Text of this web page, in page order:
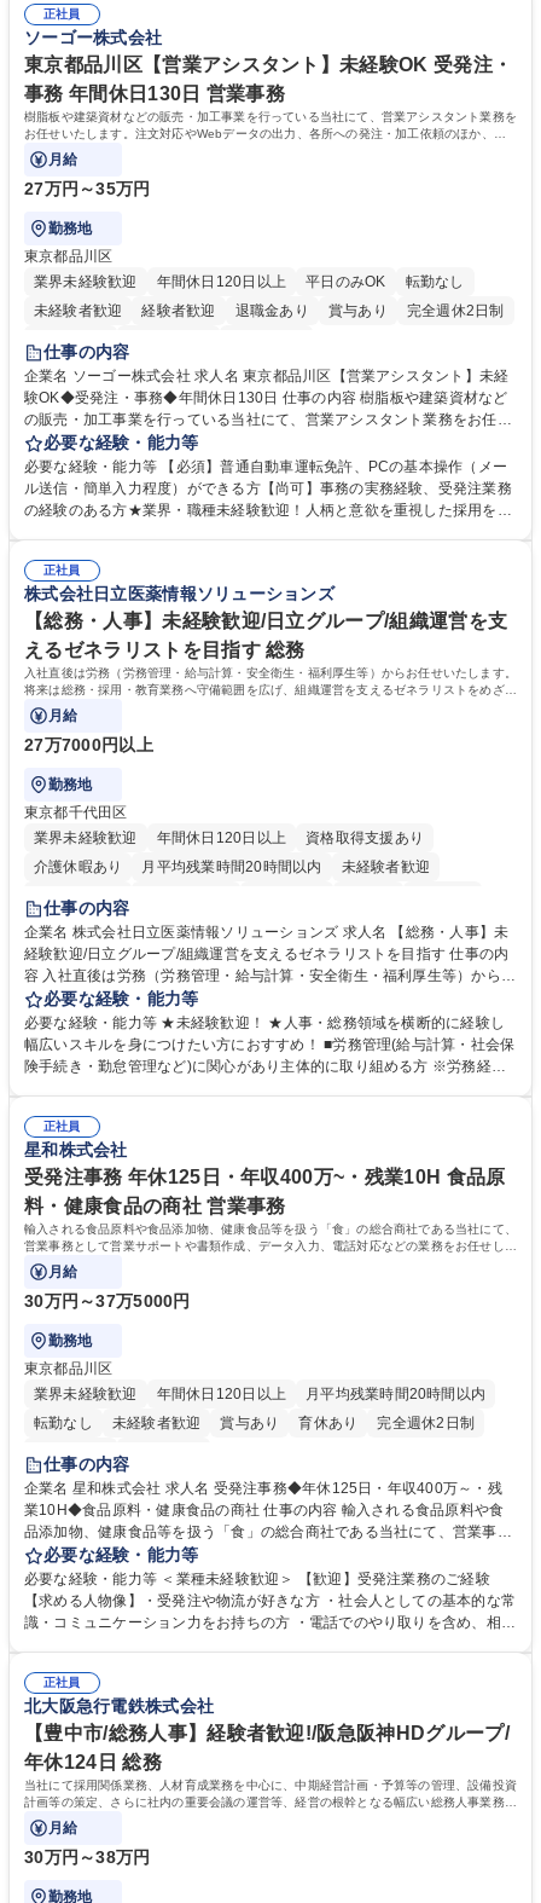
管理 ・福利厚生関連 ・職員からの問合せ、相談対応 ・その他日常の総務
業務全般 募集職種 【東京／文京区】公益財団法人の総務人事業務／年間
休日125日
正社員
ソーゴー株式会社
東京都品川区【営業アシスタント】未経験OK 受発注・
事務 年間休日130日 営業事務
樹脂板や建築資材などの販売・加工事業を行っている当社にて、営業アシスタント業務を
お任せいたします。注文対応やWebデータの出力、各所への発注・加工依頼のほか、電
話・メール対応等の事務業務を担当します。
月給
27万円～35万円
勤務地
東京都品川区
業界未経験歓迎
年間休日120日以上 平日のみOK
転勤なし
未経験者歓迎
経験者歓迎 退職金あり 賞与あり
完全週休2日制
交通費支給
仕事の内容
企業名 ソーゴー株式会社 求人名 東京都品川区【営業アシスタント】未経
験OK◆受発注・事務◆年間休日130日 仕事の内容 樹脂板や建築資材など
の販売・加工事業を行っている当社にて、営業アシスタント業務をお任せ
いたします。注文対応やWebデータの出力、各所への発注・加工依頼のほ
か、電話・メール対応等の事務業務を担当します。 ■受注・発注業務：FA
Xによる注文対応、Web発注データのプリントアウト、各仕入先・協力会
社への発注および加工依頼等 ■納品書・請求書の作成および発送手配 ■商
当社の指定する業務 募集職種 東京都品川区【営業アシスタント】未経験O
K◆受発注・事務◆年間休日130日
必要な経験・能力等
必要な経験・能力等 【必須】普通自動車運転免許、PCの基本操作（メー
ル送信・簡単入力程度）ができる方【尚可】事務の実務経験、受発注業務
の経験のある方★業界・職種未経験歓迎！人柄と意欲を重視した採用を行
変化に臨機応変かつ柔軟に対応できる方、約束を守り正確に作業を進めら
れる方を求めています。高度なPCスキルや関数知識は一切不要です。丁
寧な指導体制が整っているため、安心してお仕事をスタートしていただけ
ます。 学歴・資格 学歴：大学院 大学 高専 短大 専修学校 高校 語学力：
資格：
正社員
株式会社日立医薬情報ソリューションズ
【総務・人事】未経験歓迎/日立グループ/組織運営を支
えるゼネラリストを目指す 総務
入社直後は労務（労務管理・給与計算・安全衛生・福利厚生等）からお任せいたします。
将来は総務・採用・教育業務へ守備範囲を広げ、組織運営を支えるゼネラリストをめざせ
ます。
月給
27万7000円以上
勤務地
東京都千代田区
業界未経験歓迎
年間休日120日以上
資格取得支援あり
介護休暇あり
月平均残業時間20時間以内
未経験者歓迎
住宅手当あり
育休あり
完全週休2日制 交通費支給 土日祝休み 寮・社宅あり
仕事の内容
企業名 株式会社日立医薬情報ソリューションズ 求人名 【総務・人事】未
経験歓迎/日立グループ/組織運営を支えるゼネラリストを目指す 仕事の内
容 入社直後は労務（労務管理・給与計算・安全衛生・福利厚生等）からお
任せいたします。将来は総務・採用・教育業務へ守備範囲を広げ、組織運
営を支えるゼネラリストをめざせます。 ・初期業務：労働時間管理、給与
計算、社会保険対応、福利厚生管理、安全衛生、健康経営推進等をお任せ
します。ご経験に応じて、休職者管理など、幅広く経験を積んでいただき
幅広く経験を積みたい意欲がある方に最適な環境です。 募集職種 【総
務・人事】未経験歓迎/日立グループ/組織運営を支えるゼネラリストを目
指す
必要な経験・能力等
必要な経験・能力等 ★未経験歓迎！ ★人事・総務領域を横断的に経験し
幅広いスキルを身につけたい方におすすめ！ ■労務管理(給与計算・社会保
険手続き・勤怠管理など)に関心があり主体的に取り組める方 ※労務経験
のご経験 ■労務管理（給与計算・社会保険手続き・勤怠管理など）の経験
■衛生管理者の資格をお持ちの方 学歴・資格 学歴：大学院 大学 高専 短大
専修学校 高校 語学力： 資格：
正社員
星和株式会社
受発注事務 年休125日・年収400万~・残業10H 食品原
料・健康食品の商社 営業事務
輸入される食品原料や食品添加物、健康食品等を扱う「食」の総合商社である当社にて、
営業事務として営業サポートや書類作成、データ入力、電話対応などの業務をお任せしま
す。
月給
30万円～37万5000円
勤務地
東京都品川区
業界未経験歓迎
年間休日120日以上
月平均残業時間20時間以内
転勤なし
未経験者歓迎 賞与あり 育休あり
完全週休2日制
交通費支給
仕事の内容
企業名 星和株式会社 求人名 受発注事務◆年休125日・年収400万～・残
業10H◆食品原料・健康食品の商社 仕事の内容 輸入される食品原料や食
品添加物、健康食品等を扱う「食」の総合商社である当社にて、営業事務
として営業サポートや書類作成、データ入力、電話対応などの業務をお任
せします。 ・受注／出荷指示／売上管理／仕入管理／在庫管理／お客様や
倉庫と電話確認など、販売に関わる事務、営業サポートをお願いします。
・入社後は商品について覚えることから始め、先輩社員OJTと共に業務を
万～・残業10H◆食品原料・健康食品の商社
必要な経験・能力等
必要な経験・能力等 ＜業種未経験歓迎＞ 【歓迎】受発注業務のご経験
【求める人物像】・受発注や物流が好きな方 ・社会人としての基本的な常
識・コミュニケーション力をお持ちの方 ・電話でのやり取りを含め、相手
演算ができる方 ・業務ルールや指示を理解し、行動できる方 学歴・資格
学歴：大学院 大学 短大 語学力： 資格：
正社員
北大阪急行電鉄株式会社
【豊中市/総務人事】経験者歓迎!/阪急阪神HDグループ/
年休124日 総務
当社にて採用関係業務、人材育成業務を中心に、中期経営計画・予算等の管理、設備投資
計画等の策定、さらに社内の重要会議の運営等、経営の根幹となる幅広い総務人事業務全
般を担当していただきます。
月給
30万円～38万円
勤務地